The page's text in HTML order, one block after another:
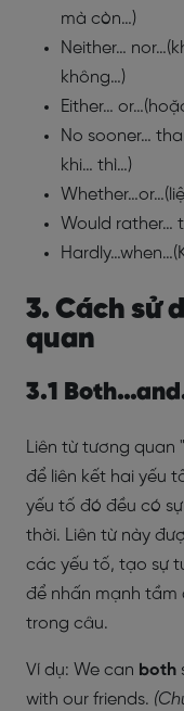
mà còn…)
Neither…
không…)
Either…
No sooner…
khi… thì…)
Would rather…
3. Cách sử
quan
3.1
Liên từ tương quan
để liên kết hai yếu
yếu tố đó đều có
thời. Liên từ này
các yếu tố, tạo sự
để nhấn mạnh tầm
trong câu.
Ví dụ: We can both
with our friends.